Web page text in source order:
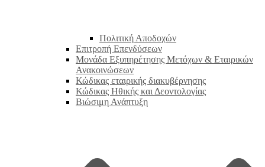
Πολιτική Αποδοχών
Επιτροπή Επενδύσεων
Μονάδα Εξυπηρέτησης Μετόχων & Εταιρικών
Ανακοινώσεων
Κώδικας εταιρικής διακυβέρνησης
Κώδικας Ηθικής και Δεοντολογίας
Βιώσιμη Ανάπτυξη